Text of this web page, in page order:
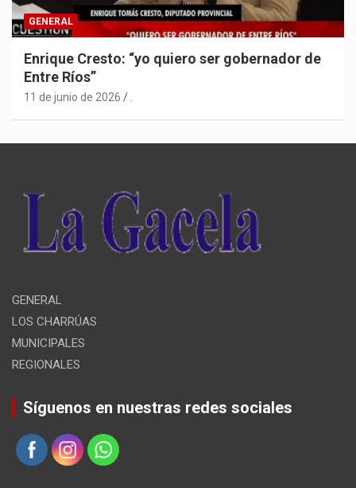
GENERAL
Enrique Cresto: “yo quiero ser gobernador de
Entre Ríos”
11 de junio de 2026 .
GENERAL
LOS CHARRÚAS
MUNICIPALES
REGIONALES
Síguenos en nuestras redes sociales